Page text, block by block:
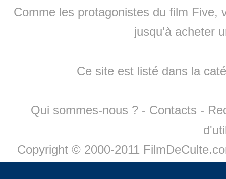
Comme les protagonistes du film Five,
jusqu'à acheter
Ce site est listé dans la
Qui sommes-nous ? - Contacts -
Copyright © 2000-2011